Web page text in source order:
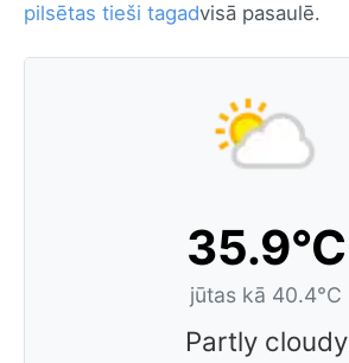
pilsētas tieši tagadvisā pasaulē.
35.9°C
jūtas kā 40.4°C
Partly cloudy